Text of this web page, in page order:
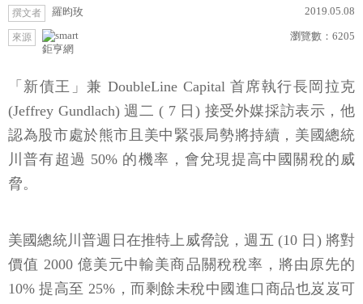
撰文者 羅昀玫 2019.05.08
來源
鉅亨網
瀏覽數： 6205
「新債王」兼 DoubleLine Capital 首席執行長岡拉克
(Jeffrey Gundlach) 週二 ( 7 日) 接受外媒採訪表示，他
認為股市處於熊市且美中緊張局勢將持續，美國總統
川普有超過 50% 的機率，會兌現提高中國關稅的威
脅。
美國總統川普週日在推特上威脅說，週五 (10 日) 將對
價值 2000 億美元中輸美商品關稅稅率，將由原先的
10% 提高至 25%，而剩餘未稅中國進口商品也岌岌可